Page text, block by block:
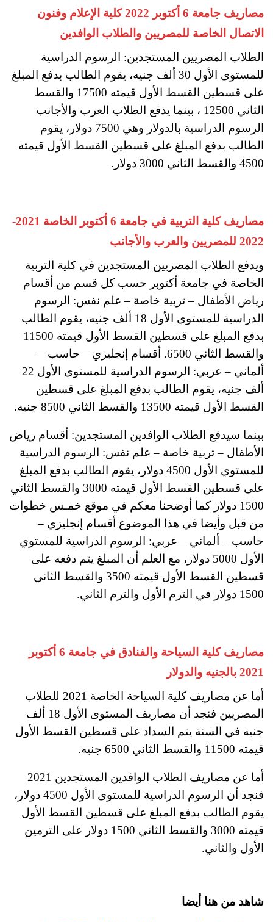
مصاريف جامعة 6 أكتوبر 2022 كلية الإعلام وفنون
الاتصال الخاصة للمصريين والطلاب الوافدين
الطلاب المصريين المستجدين: الرسوم الدراسية
للمستوى الأول 30 ألف جنيه، يقوم الطالب بدفع المبلغ
على قسطين القسط الأول قيمته 17500 والقسط
الثاني 12500 ، بينما يدفع الطلاب العرب والأجانب
الرسوم الدراسية بالدولار وهي 7500 دولار، يقوم
الطالب بدفع المبلغ على قسطين القسط الأول قيمته
4500 والقسط الثاني 3000 دولار.
مصاريف كلية التربية في جامعة 6 أكتوبر الخاصة 2021-
2022 للمصريين والعرب والأجانب
ويدفع الطلاب المصريين المستجدين في كلية التربية
الخاصة في جامعة أكتوبر حسب كل قسم من أقسام
رياض الأطفال – تربية خاصة – علم نفس: الرسوم
الدراسية للمستوى الأول 18 ألف جنيه، يقوم الطالب
بدفع المبلغ على قسطين القسط الأول قيمته 11500
والقسط الثاني 6500. أقسام إنجليزي – حاسب –
ألماني – عربي: الرسوم الدراسية للمستوى الأول 22
ألف جنيه، يقوم الطالب بدفع المبلغ على قسطين
القسط الأول قيمته 13500 والقسط الثاني 8500 جنيه.
بينما سيدفع الطلاب الوافدين المستجدين: أقسام رياض
الأطفال – تربية خاصة – علم نفس: الرسوم الدراسية
للمستوي الأول 4500 دولار، يقوم الطالب بدفع المبلغ
على قسطين القسط الأول قيمته 3000 والقسط الثاني
1500 دولار كما أوضحنا معكم في موقع خمـس خطوات
من قبل وأيضا في هذا الموضوع أقسام إنجليزي –
حاسب – ألماني – عربي: الرسوم الدراسية للمستوي
الأول 5000 دولار، مع العلم أن المبلغ يتم دفعه على
قسطين القسط الأول قيمته 3500 والقسط الثاني
1500 دولار في الترم الأول والترم الثاني.
مصاريف كلية السياحة والفنادق في جامعة 6 أكتوبر
2021 بالجنيه والدولار
أما عن مصاريف كلية السياحة الخاصة 2021 للطلاب
المصريين فنجد أن مصاريف المستوى الأول 18 ألف
جنيه في السنة يتم السداد على قسطين القسط الأول
قيمته 11500 والقسط الثاني 6500 جنيه.
أما عن مصاريف الطلاب الوافدين المستجدين 2021
فنجد أن الرسوم الدراسية للمستوى الأول 4500 دولار،
يقوم الطالب بدفع المبلغ على قسطين القسط الأول
قيمته 3000 والقسط الثاني 1500 دولار على الترمين
الأول والثاني.
شاهد من هنا أيضا